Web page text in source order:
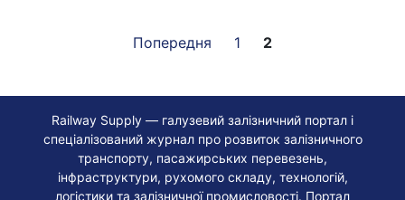
Попередня 1 2
Railway Supply — галузевий залізничний портал і
спеціалізований журнал про розвиток залізничного
транспорту, пасажирських перевезень,
інфраструктури, рухомого складу, технологій,
логістики та залізничної промисловості. Портал